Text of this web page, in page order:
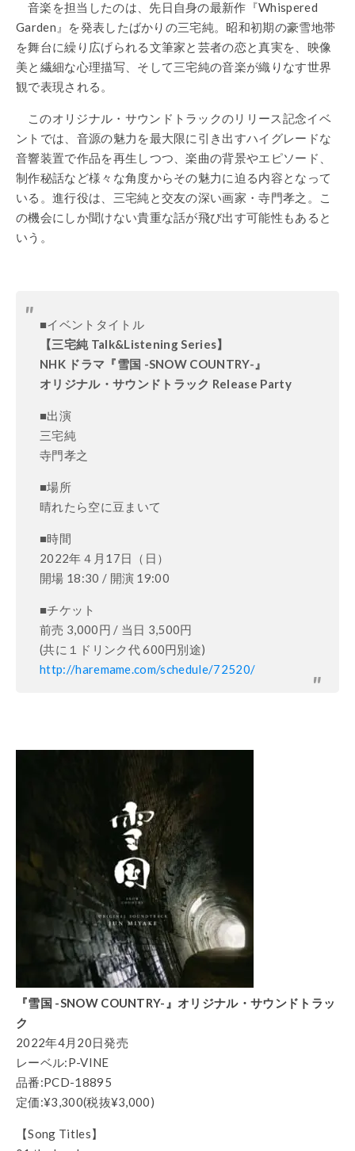
音楽を担当したのは、先日自身の最新作『Whispered
Garden』を発表したばかりの三宅純。昭和初期の豪雪地帯
を舞台に繰り広げられる文筆家と芸者の恋と真実を、映像
美と繊細な心理描写、そして三宅純の音楽が織りなす世界
観で表現される。
このオリジナル・サウンドトラックのリリース記念イベ
ントでは、音源の魅力を最大限に引き出すハイグレードな
音響装置で作品を再生しつつ、楽曲の背景やエピソード、
制作秘話など様々な角度からその魅力に迫る内容となって
いる。進行役は、三宅純と交友の深い画家・寺門孝之。こ
の機会にしか聞けない貴重な話が飛び出す可能性もあると
いう。
■イベントタイトル
【三宅純 Talk&Listening Series】
NHK ドラマ『雪国 -SNOW COUNTRY-』
オリジナル・サウンドトラック Release Party
■出演
三宅純
寺門孝之
■場所
晴れたら空に豆まいて
■時間
2022年４月17日（日）
開場 18:30 / 開演 19:00
■チケット
前売 3,000円 / 当日 3,500円
(共に１ドリンク代 600円別途)
http://haremame.com/schedule/72520/
『雪国 -SNOW COUNTRY-』オリジナル・サウンドトラッ
ク
2022年4月20日発売
レーベル:P-VINE
品番:PCD-18895
定価:¥3,300(税抜¥3,000)
【Song Titles】